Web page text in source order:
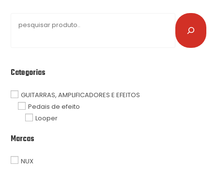
Categorias
GUITARRAS, AMPLIFICADORES E EFEITOS
Pedais de efeito
Looper
Marcas
NUX